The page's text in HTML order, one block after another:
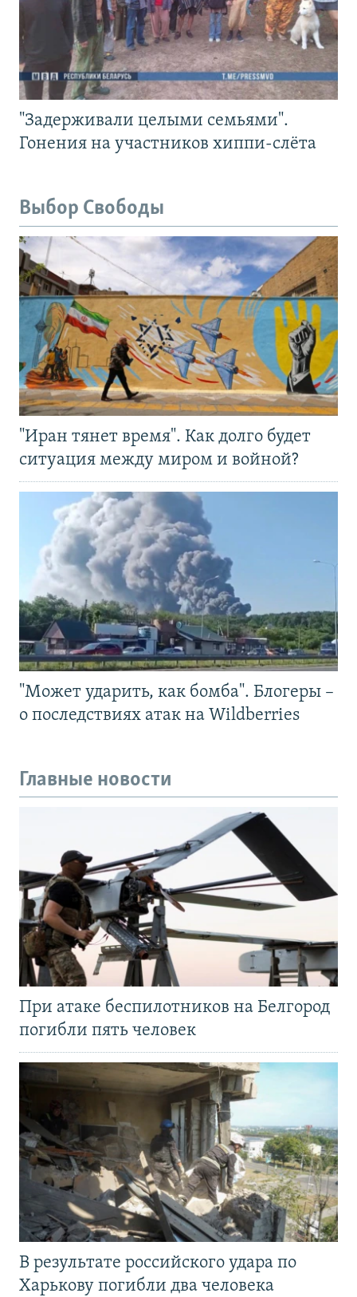
"Задерживали целыми семьями".
Гонения на участников хиппи-слёта
Выбор Свободы
"Иран тянет время". Как долго будет
ситуация между миром и войной?
"Может ударить, как бомба". Блогеры –
о последствиях атак на Wildberries
Главные новости
При атаке беспилотников на Белгород
погибли пять человек
В результате российского удара по
Харькову погибли два человека